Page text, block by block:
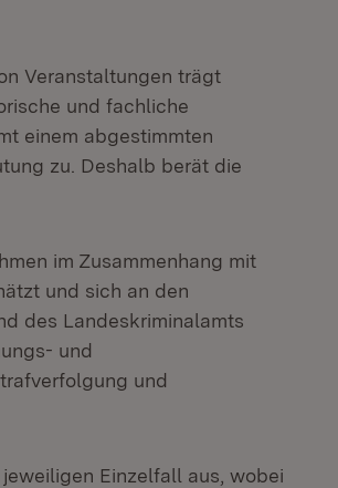
Veranstaltungen trägt
und fachliche
einem abgestimmten
zu. Deshalb berät die
im Zusammenhang mit
und sich an den
des Landeskriminalamts
und
und
Einzelfall aus, wobei